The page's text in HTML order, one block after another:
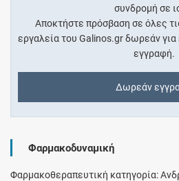
συνδρομή σε
Αποκτήστε πρόσβαση σε όλες
εργαλεία του Galinos.gr δωρεάν
εγγραφή.
Δωρεάν
Φαρμακοδυναμική
Φαρμακοθεραπευτική κατηγορία: